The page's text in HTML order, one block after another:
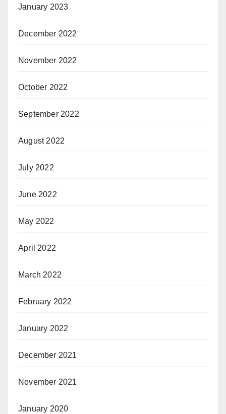
January 2023
December 2022
November 2022
October 2022
September 2022
August 2022
July 2022
June 2022
May 2022
April 2022
March 2022
February 2022
January 2022
December 2021
November 2021
January 2020